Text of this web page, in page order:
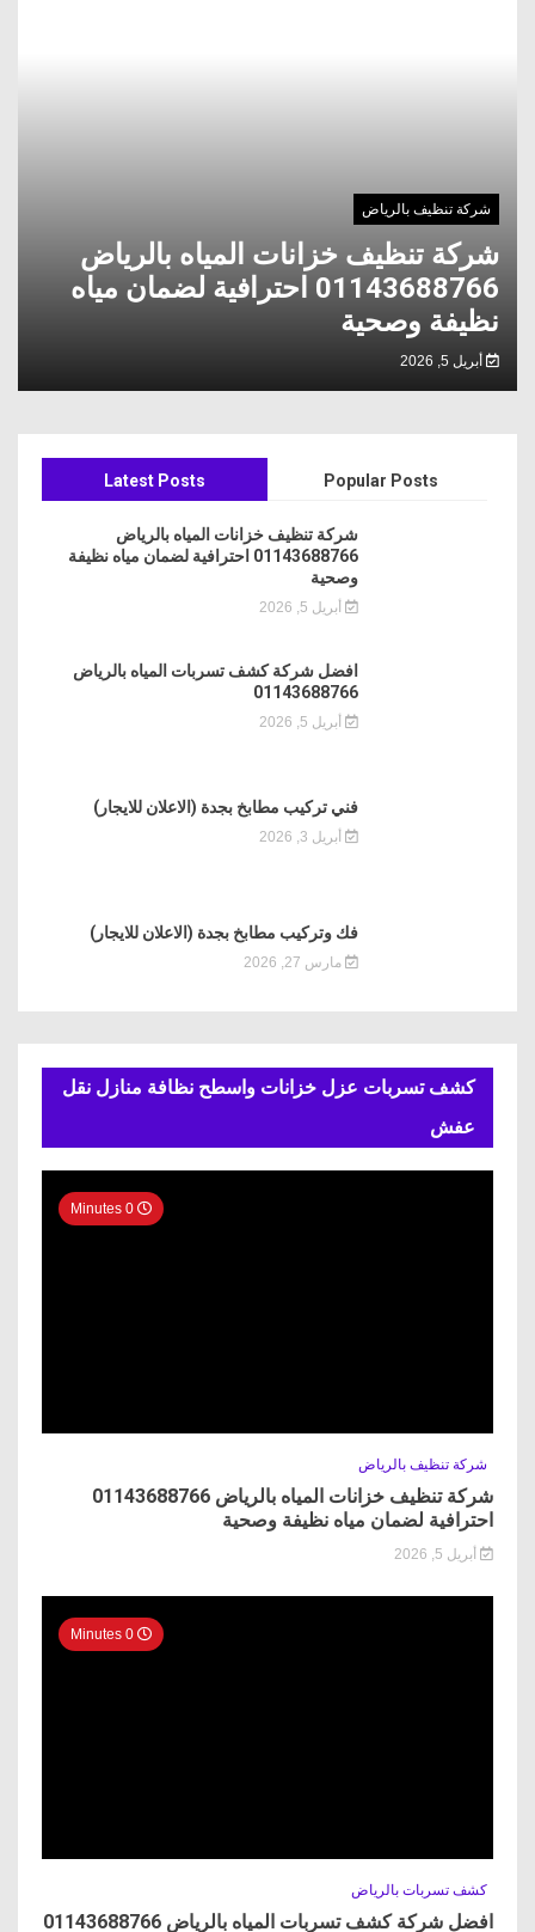
شركة تنظيف بالرياض
شركة تنظيف خزانات المياه بالرياض
01143688766 احترافية لضمان مياه
نظيفة وصحية
أبريل 5, 2026
Latest Posts Popular Posts
شركة تنظيف خزانات المياه بالرياض
01143688766 احترافية لضمان مياه نظيفة
وصحية
أبريل 5, 2026
افضل شركة كشف تسربات المياه بالرياض
01143688766
أبريل 5, 2026
فني تركيب مطابخ بجدة (الاعلان للايجار)
أبريل 3, 2026
فك وتركيب مطابخ بجدة (الاعلان للايجار)
مارس 27, 2026
كشف تسربات عزل خزانات واسطح نظافة منازل نقل
عفش
شركة تنظيف بالرياض
شركة تنظيف خزانات المياه بالرياض 01143688766
احترافية لضمان مياه نظيفة وصحية
أبريل 5, 2026
كشف تسربات بالرياض
افضل شركة كشف تسربات المياه بالرياض 01143688766